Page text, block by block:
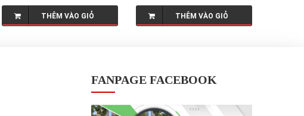
THÊM VÀO GIỎ THÊM VÀO GIỎ
FANPAGE FACEBOOK